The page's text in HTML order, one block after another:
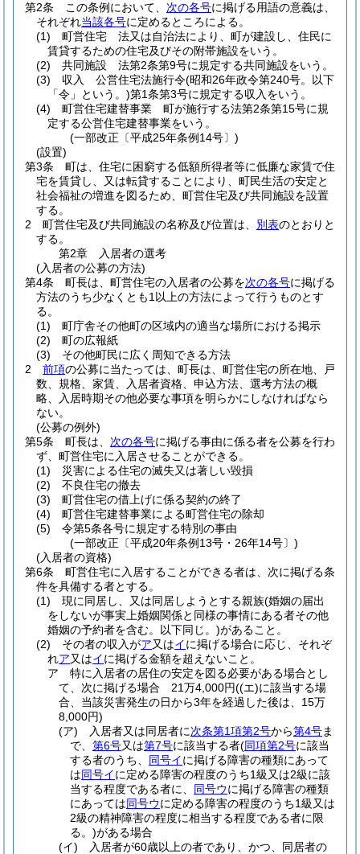
第2条
この条例において、 次の各号に掲げる用語の意義は、
それぞれ当該各号に定めるところによる。
(1)
町営住宅 法又は自治法により、町が建設し、住民に
賃貸するための住宅及びその附帯施設をいう。
(2)
共同施設 法第2条第9号に規定する共同施設をいう。
(3)
収入 公営住宅法施行令(昭和26年政令第240号。以下
「令」という。)第1条第3号に規定する収入をいう。
(4)
町営住宅建替事業 町が施行する法第2条第15号に規
定する公営住宅建替事業をいう。
(一部改正〔平成25年条例14号〕)
(設置)
第3条
町は、住宅に困窮する低額所得者等に低廉な家賃で住
宅を賃貸し、又は転貸することにより、町民生活の安定と
社会福祉の増進を図るため、町営住宅及び共同施設を設置
する。
2
町営住宅及び共同施設の名称及び位置は、 別表のとおりと
する。
第2章
入居者の選考
(入居者の公募の方法)
第4条
町長は、町営住宅の入居者の公募を次の各号に掲げる
方法のうち少なくとも1以上の方法によって行うものとす
る。
(1)
町庁舎その他町の区域内の適当な場所における掲示
(2)
町の広報紙
(3)
その他町民に広く周知できる方法
2
前項の公募に当たっては、町長は、町営住宅の所在地、戸
数、規格、家賃、入居者資格、申込方法、選考方法の概
略、入居時期その他必要な事項を明らかにしなければなら
ない。
(公募の例外)
第5条
町長は、 次の各号に掲げる事由に係る者を公募を行わ
ず、町営住宅に入居させることができる。
(1)
災害による住宅の滅失又は著しい毀損
(2)
不良住宅の撤去
(3)
町営住宅の借上げに係る契約の終了
(4)
町営住宅建替事業による町営住宅の除却
(5)
令第5条各号に規定する特別の事由
(一部改正〔平成20年条例13号・26年14号〕)
(入居者の資格)
第6条
町営住宅に入居することができる者は、次に掲げる条
件を具備する者とする。
(1)
現に同居し、又は同居しようとする親族(婚姻の届出
をしないが事実上婚姻関係と同様の事情にある者その他
婚姻の予約者を含む。以下同じ。)があること。
(2)
その者の収入がア又はイに掲げる場合に応じ、それぞ
れア又はイに掲げる金額を超えないこと。
ア
特に入居者の居住の安定を図る必要がある場合とし
て、次に掲げる場合 21万4,000円((エ)に該当する場
合、当該災害発生の日から3年を経過した後は、15万
8,000円)
(ア)
入居者又は同居者に次条第1項第2号から第4号ま
で、第6号又は第7号に該当する者(同項第2号に該当
する者のうち、 同号イに掲げる障害の種類にあって
は同号イに定める障害の程度のうち1級又は2級に該
当する程度である者に、 同号ウに掲げる障害の種類
にあっては同号ウに定める障害の程度のうち1級又は
2級の精神障害の程度に相当する程度である者に限
る。)がある場合
(イ)
入居者が60歳以上の者であり、かつ、同居者の